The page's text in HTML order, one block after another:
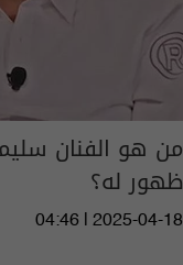
من هو الفنان
ظهور له؟
04:46 | 2025-04-18